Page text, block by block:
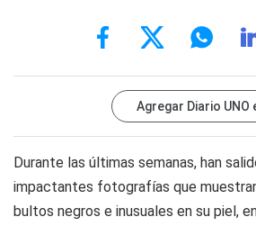
Agregar Diario UNO
Durante las últimas semanas, han
impactantes fotografías que
bultos negros e inusuales en su piel,